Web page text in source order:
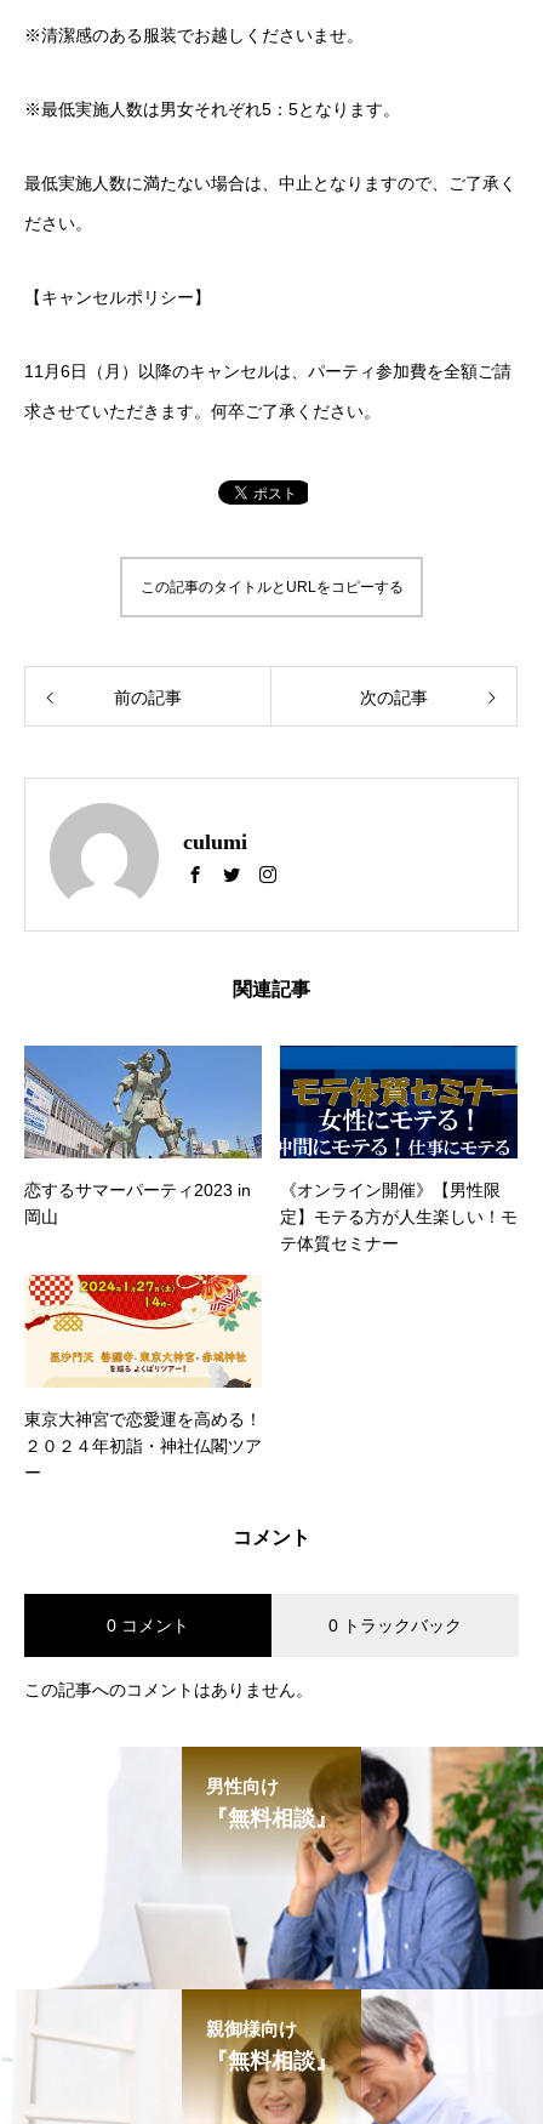
※清潔感のある服装でお越しくださいませ。
※最低実施人数は男女それぞれ5：5となります。
最低実施人数に満たない場合は、中止となりますので、ご了承く
ださい。
【キャンセルポリシー】
11月6日（月）以降のキャンセルは、パーティ参加費を全額ご請
求させていただきます。何卒ご了承ください。
この記事のタイトルとURLをコピーする
前の記事 次の記事
culumi
関連記事
恋するサマーパーティ2023 in
岡山
《オンライン開催》【男性限
定】モテる方が人生楽しい！モ
テ体質セミナー
東京大神宮で恋愛運を高める！
２０２４年初詣・神社仏閣ツア
ー
コメント
0 コメント 0 トラックバック
この記事へのコメントはありません。
男性向け
『無料相談』
親御様向け
『無料相談』